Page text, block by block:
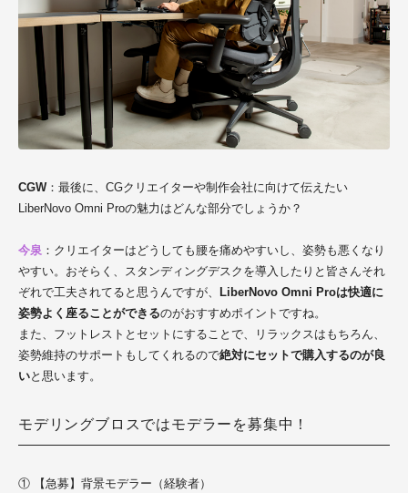
CGW：最後に、CGクリエイターや制作会社に向けて伝えたい
LiberNovo Omni Proの魅力はどんな部分でしょうか？
今泉 ：クリエイターはどうしても腰を痛めやすいし、姿勢も悪くなり
やすい。おそらく、スタンディングデスクを導入したりと皆さんそれ
ぞれで工夫されてると思うんですが、
LiberNovo Omni Proは快適に
姿勢よく座ることができるのがおすすめポイントですね。
また、フットレストとセットにすることで、リラックスはもちろん、
姿勢維持のサポートもしてくれるので絶対にセットで購入するのが良
いと思います。
モデリングブロスではモデラーを募集中！
① 【急募】背景モデラー（経験者）